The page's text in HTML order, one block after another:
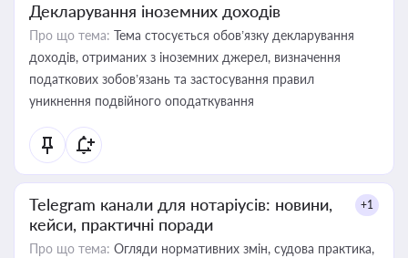
Декларування іноземних доходів
Про що тема: Тема стосується обов’язку декларування
доходів, отриманих з іноземних джерел, визначення
податкових зобов’язань та застосування правил
уникнення подвійного оподаткування
Telegram канали для нотаріусів: новини,
кейси, практичні поради
+1
Про що тема: Огляди нормативних змін, судова практика,